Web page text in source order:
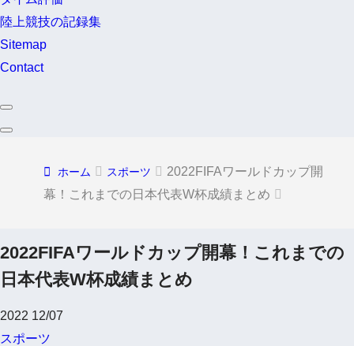
陸上競技の記録集
Sitemap
Contact
ホーム スポーツ
2022FIFAワールドカップ開
幕！これまでの日本代表W杯成績まとめ
2022FIFAワールドカップ開幕！これまでの
日本代表W杯成績まとめ
2022 12/07
スポーツ